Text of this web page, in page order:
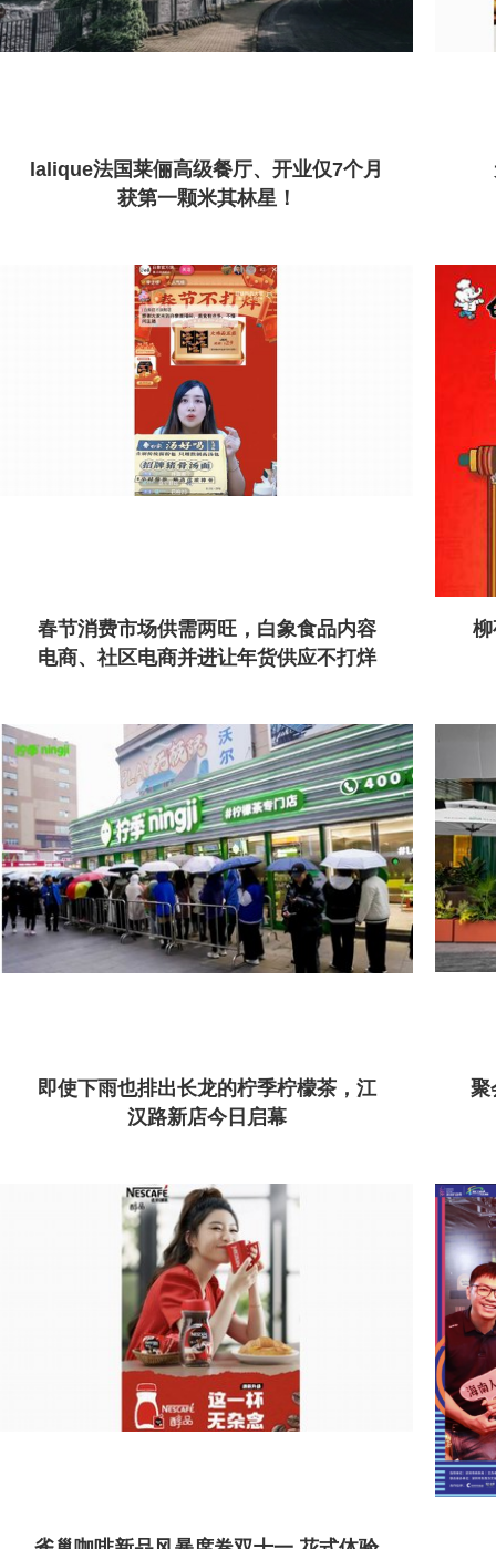
lalique法国莱俪高级餐厅、开业仅7个月
获第一颗米其林星！
春节消费市场供需两旺，白象食品内容
电商、社区电商并进让年货供应不打烊
即使下雨也排出长龙的柠季柠檬茶，江
汉路新店今日启幕
聚